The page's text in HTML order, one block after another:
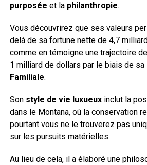
purposée et la philanthropie.
Vous découvrirez que ses valeurs
delà de sa fortune nette de 4,7
comme en témoigne une trajectoire
1 milliard de dollars par le biais de sa
Familiale.
Son style de vie luxueuxinclut la
dans le Montana, où la conservation
pourtant vous ne le trouverez pas
sur les pursuits matérielles.
Au lieu de cela, il a élaboré une